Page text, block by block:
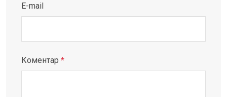
E-mail
Коментар *